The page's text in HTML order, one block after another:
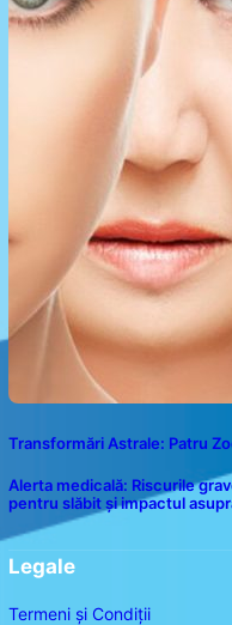
Transformări Astrale: Patru
Alerta medicală: Riscurile
pentru slăbit și impactul
Legale
Termeni și Condiții